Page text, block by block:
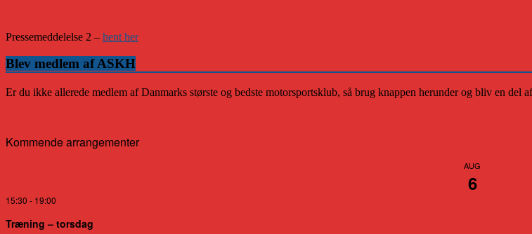
Pressemeddelelse 2 – hent her
Blev medlem af ASKH
Er du ikke allerede medlem af Danmarks største og bedste motorsportsklub, så brug knappen herunder og bliv en del
Kommende arrangementer
AUG
6
15:30 - 19:00
Træning – torsdag